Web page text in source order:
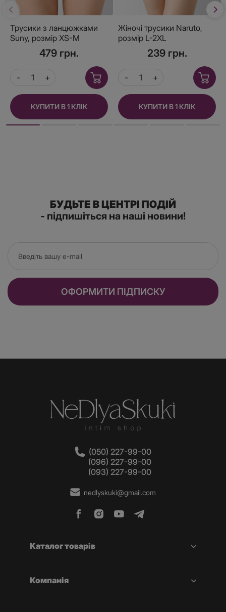
Трусики з ланцюжками
Suny, розмір XS-M
479 грн.
КУПИТИ В 1 КЛІК
Жіночі трусики Naruto,
розмір L-2XL
239 грн.
КУПИТИ В 1 КЛІК
БУДЬТЕ В ЦЕНТРІ ПОДІЙ
- підпишіться на наші новини!
ОФОРМИТИ ПІДПИСКУ
(050) 227-99-00
(096) 227-99-00
(093) 227-99-00
nedlyskuki@gmail.com
Каталог товарів
Компанія